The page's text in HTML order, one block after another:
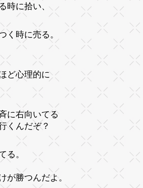
時に拾い、
く時に売る。
ど心理的に
に右向いてる
くんだぞ？
る。
が勝つんだよ。